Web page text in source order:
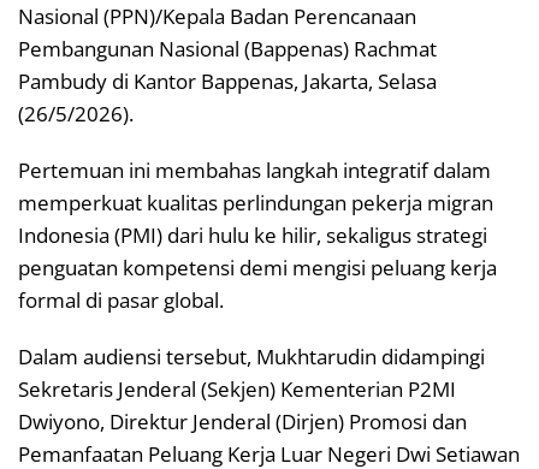
Nasional (PPN)/Kepala Badan Perencanaan
Pembangunan Nasional (Bappenas) Rachmat
Pambudy di Kantor Bappenas, Jakarta, Selasa
(26/5/2026).
Pertemuan ini membahas langkah integratif dalam
memperkuat kualitas perlindungan pekerja migran
Indonesia (PMI) dari hulu ke hilir, sekaligus strategi
penguatan kompetensi demi mengisi peluang kerja
formal di pasar global.
Dalam audiensi tersebut, Mukhtarudin didampingi
Sekretaris Jenderal (Sekjen) Kementerian P2MI
Dwiyono, Direktur Jenderal (Dirjen) Promosi dan
Pemanfaatan Peluang Kerja Luar Negeri Dwi Setiawan